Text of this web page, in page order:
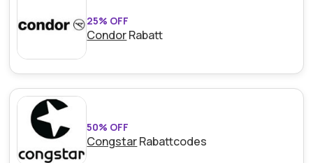
25% OFF
CondorRabatt
50% OFF
CongstarRabattcodes